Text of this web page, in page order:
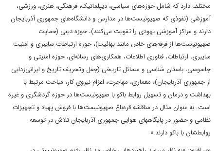
مختلف دارد که شامل حوزه‌های سیاسی، دیپلماتیک، فرهنگی، هنری، ورزشی،
آموزشی (نفوذی که صهیونیست‌ها در مدارس و دانشگاه‌های جمهوری آذربایجان
دارند و مراکز آموزشی یهودی را تقویت می‌کنند)، حوزه دینی (حمایت
صهیونیست‌ها از فرقه‌های خاص مانند بهائیت)، حوزه ارتباطات سایبری و امنیت
سایبری، ارتباطات، فناوری اطلاعات، همکاری‌های رسانه‌ای، حوزه امنیتی و
جاسوسی، باستان شناسی و مسائل تاریخی (جعل وتحریف تاریخ و ایرانی‌زدایی
از جمهوری آذربایجان)، معماری، مهاجرت، اعزام نیروی کار، مباحث مرتبط با
بهداشت و درمان و تسهیل روابط باکو با صهیونیست‌ها در حوزه گردشگری و غیره
است. به عنوان مثال در مناقشه قره‌باغ صهیونیست‌ها با فروش پهباد و تجهیزات
نظامی و حضور در پایگاه‎های هوایی جمهوری آذربایجان تلاش در توسعه
روابطشان با باکو دارند.»